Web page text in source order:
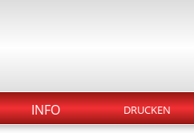
INFO DRUCKEN